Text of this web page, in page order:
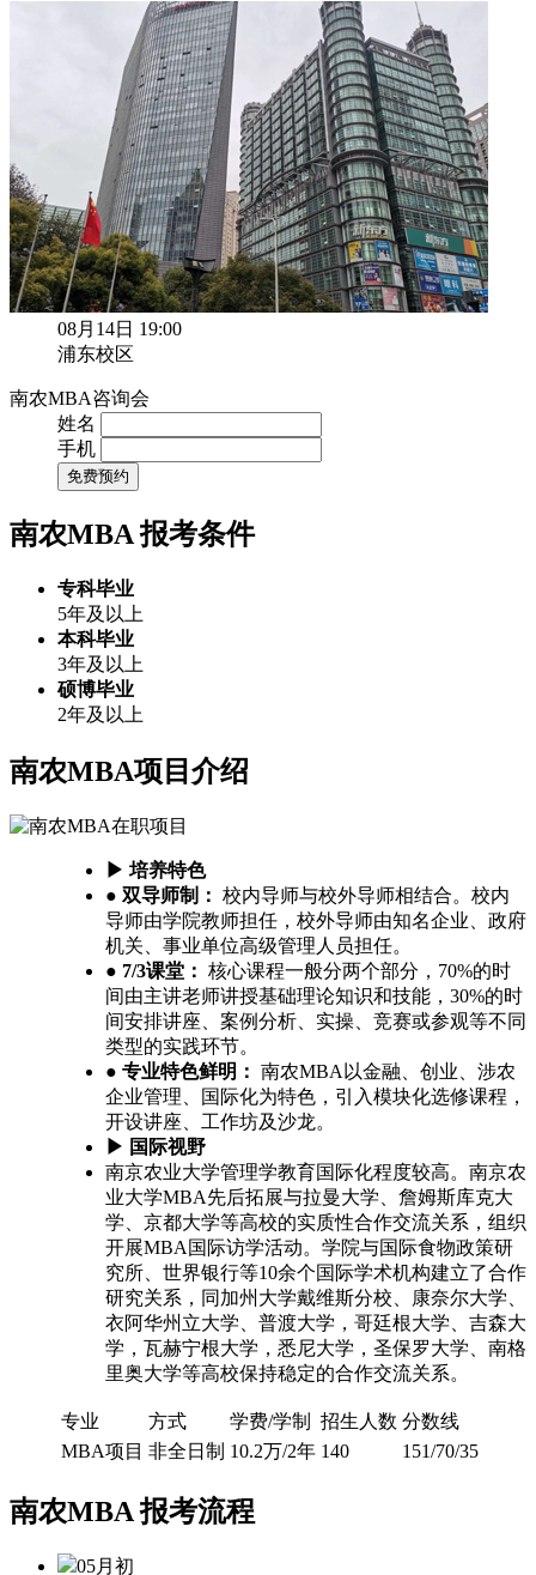
08月14日 19:00
浦东校区
南农MBA咨询会
姓名
手机
免费预约
南农MBA报考条件
专科毕业
5年及以上
本科毕业
3年及以上
硕博毕业
2年及以上
南农MBA项目介绍
▶ 培养特色
● 双导师制： 校内导师与校外导师相结合。校内
导师由学院教师担任，校外导师由知名企业、政府
机关、事业单位高级管理人员担任。
● 7/3课堂： 核心课程一般分两个部分，70%的时
间由主讲老师讲授基础理论知识和技能，30%的时
间安排讲座、案例分析、实操、竞赛或参观等不同
类型的实践环节。
● 专业特色鲜明： 南农MBA以金融、创业、涉农
企业管理、国际化为特色，引入模块化选修课程，
开设讲座、工作坊及沙龙。
▶ 国际视野
南京农业大学管理学教育国际化程度较高。南京农
业大学MBA先后拓展与拉曼大学、詹姆斯库克大
学、京都大学等高校的实质性合作交流关系，组织
开展MBA国际访学活动。学院与国际食物政策研
究所、世界银行等10余个国际学术机构建立了合作
研究关系，同加州大学戴维斯分校、康奈尔大学、
衣阿华州立大学、普渡大学，哥廷根大学、吉森大
学，瓦赫宁根大学，悉尼大学，圣保罗大学、南格
里奥大学等高校保持稳定的合作交流关系。
专业 方式 学费/学制 招生人数 分数线
MBA项目 非全日制 10.2万/2年 140 151/70/35
南农MBA报考流程
05月初